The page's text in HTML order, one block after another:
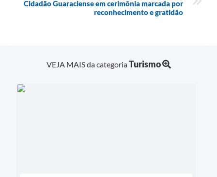
Cidadão Guaraciense em cerimônia marcada por
reconhecimento e gratidão
VEJA MAIS da categoriaTurismo